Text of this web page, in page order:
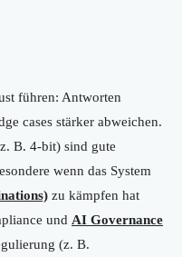
führen: Antworten
cases stärker abweichen.
B. 4-bit) sind gute
wenn das System
zu kämpfen hat
und AI Governance
(z. B.